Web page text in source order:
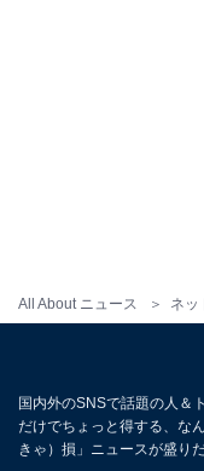
All About ニュース ネッ
国内外のSNSで話題の人＆
だけでちょっと得する、な
きゃ）損」ニュースが盛り